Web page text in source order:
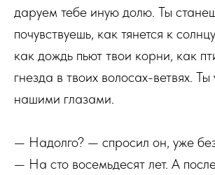
даруем тебе иную долю. Ты
почувствуешь, как тянется к
как дождь пьют твои корни, как
гнезда в твоих волосах-ветвях.
нашими глазами.
— Надолго? — спросил он, уже
— На сто восемьдесят лет. А